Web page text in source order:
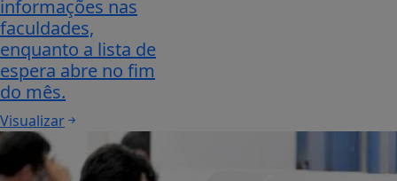
informações nas
faculdades,
enquanto a lista de
espera abre no fim
do mês.
Visualizar